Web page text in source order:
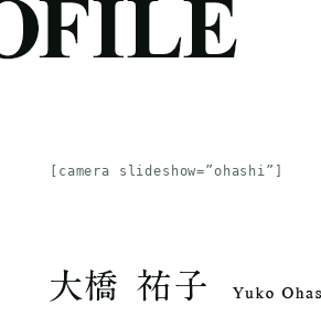
[camera slideshow=”ohashi”]